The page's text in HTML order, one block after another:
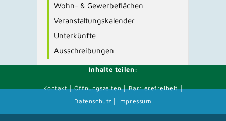
Wohn- & Gewerbeflächen
Veranstaltungskalender
Unterkünfte
Ausschreibungen
Inhalte teilen:
Kontakt|Öffnungszeiten|Barrierefreiheit|
Datenschutz | Impressum